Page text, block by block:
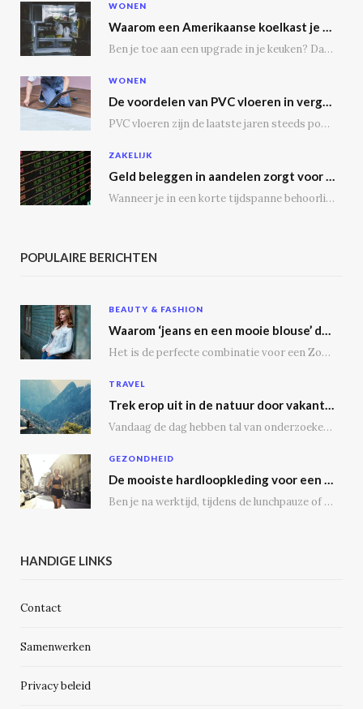
WONEN
Waarom een Amerikaanse koelkast je keuken transformeert
Ben je toe aan een upgrade in je keuken? Dan is een Amerikaanse koelkast misschien…
WONEN
De voordelen van PVC vloeren in vergelijking met houten vloeren
PVC vloeren zijn de laatste jaren steeds populairder geworden, en dat is niet zonder reden.…
ZAKELIJK
Geld beleggen in aandelen zorgt voor een passief inkomen
Wanneer je in een korte tijdspanne behoorlijke winst wil maken, is het geen slecht idee…
POPULAIRE BERICHTEN
BEAUTY & FASHION
Waarom ‘jeans en een mooie blouse’ dé outfit is
Het is de perfecte combinatie voor een Zoomgesprek, lunchdate of een dagje shoppen. Bij een…
TRAVEL
Trek erop uit in de natuur door vakantie te vieren op een camping
Vandaag de dag hebben tal van onderzoeken aangetoond dat vakantie vieren op een camping tal…
GEZONDHEID
De mooiste hardloopkleding voor een gezonde geest en voor de echte outdoor hardloper
Ben je na werktijd, tijdens de lunchpauze of in het weekend regelmatig op de weg,…
HANDIGE LINKS
Contact
Samenwerken
Privacy beleid